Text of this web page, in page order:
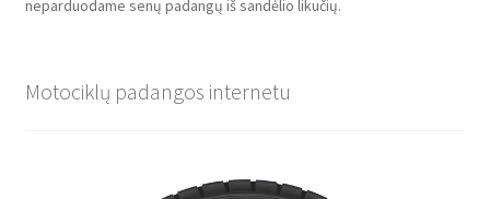
neparduodame senų padangų iš sandėlio likučių.
Motociklų padangos internetu